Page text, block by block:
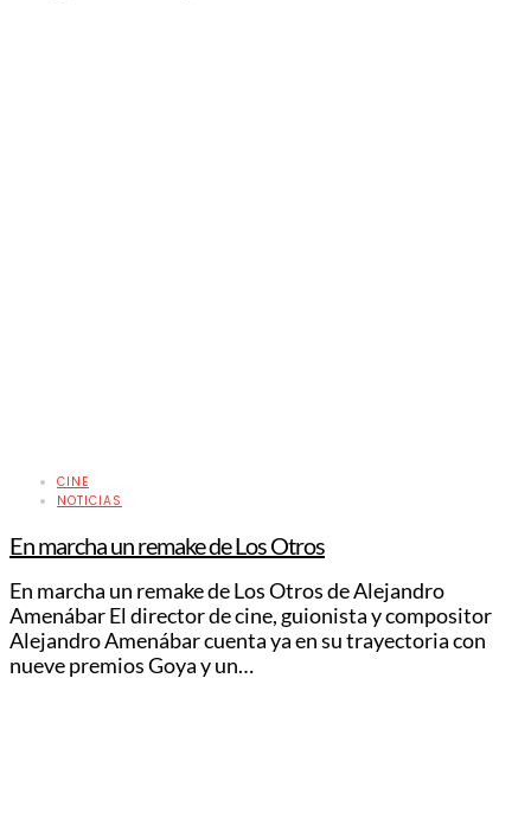
CINE
NOTICIAS
En marcha un remake de Los Otros
En marcha un remake de Los Otros de Alejandro
Amenábar El director de cine, guionista y compositor
Alejandro Amenábar cuenta ya en su trayectoria con
nueve premios Goya y un…